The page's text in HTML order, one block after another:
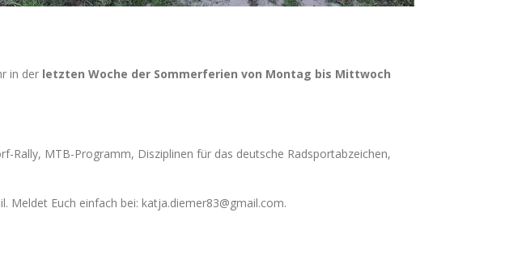
in der letzten Woche der Sommerferien von Montag bis Mittwoch
Rally, MTB-Programm, Disziplinen für das deutsche Radsportabzeichen,
Euch einfach bei: katja.diemer83@gmail.com.